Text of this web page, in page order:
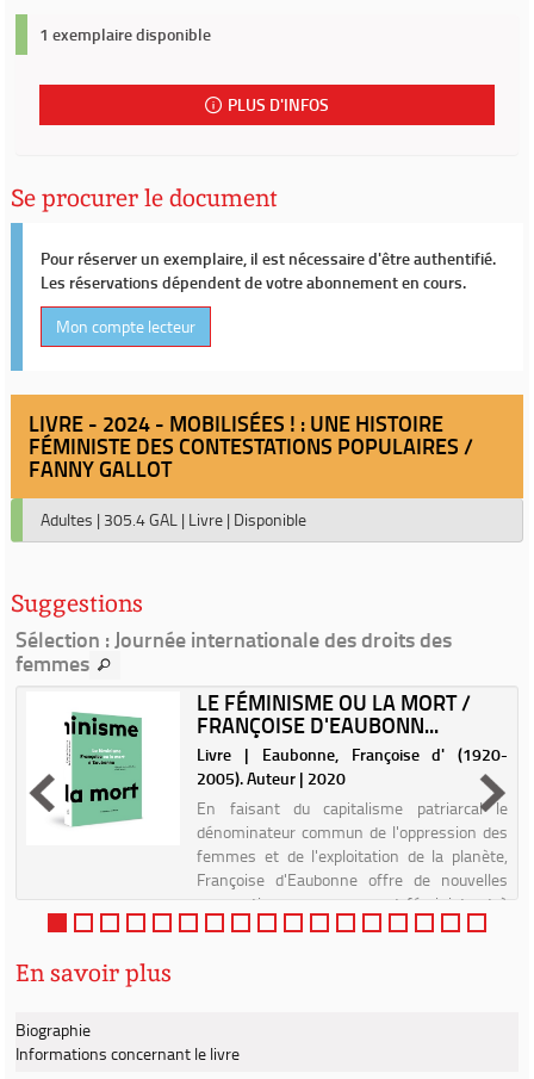
1 exemplaire disponible
PLUS D'INFOS
Se procurer le document
Pour réserver un exemplaire, il est nécessaire d'être authentifié.
Les réservations dépendent de votre abonnement en cours.
Mon compte lecteur
LIVRE - 2024 - MOBILISÉES ! : UNE HISTOIRE
FÉMINISTE DES CONTESTATIONS POPULAIRES /
FANNY GALLOT
Adultes | 305.4 GAL | Livre | Disponible
Suggestions
Sélection : Journée internationale des droits des
femmes
LE FÉMINISME OU LA MORT /
FRANÇOISE D'EAUBONN...
Livre | Eaubonne, Françoise d' (1920-
2005). Auteur | 2020
En faisant du capitalisme patriarcal le
dénominateur commun de l'oppression des
femmes et de l'exploitation de la planète,
Françoise d'Eaubonne offre de nouvelles
perspectives au mouvement féministe et à
la lutte écologiste. Pour ...
En savoir plus
Biographie
Informations concernant le livre